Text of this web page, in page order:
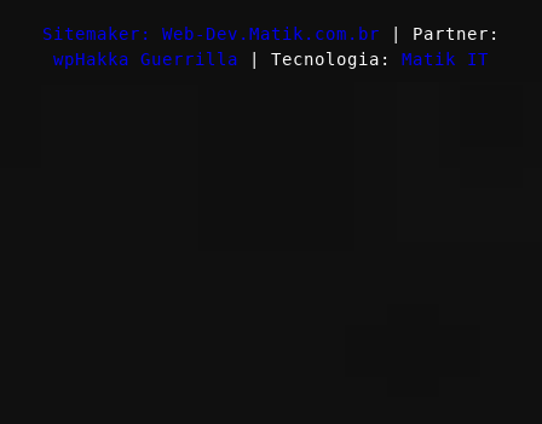
Sitemaker: Web-Dev.Matik.com.br | Partner:
wpHakka Guerrilla | Tecnologia: Matik IT